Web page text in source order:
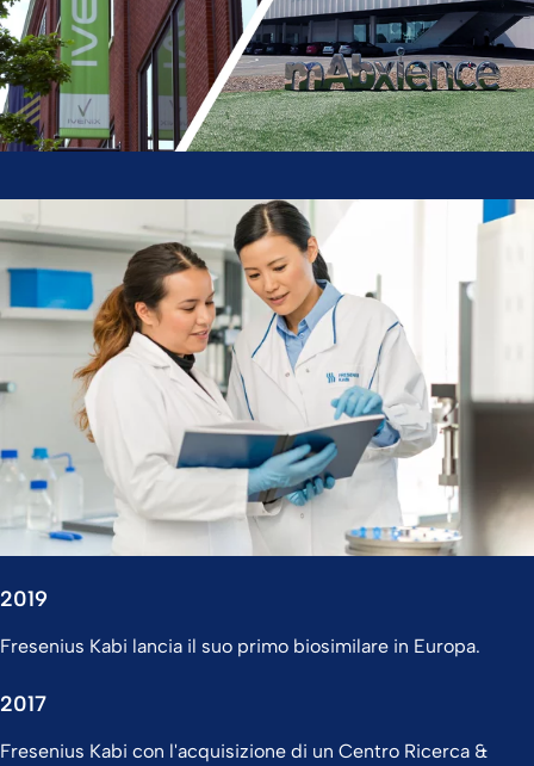
2019
Fresenius Kabi lancia il suo primo biosimilare in Europa.
2017
Fresenius Kabi con l'acquisizione di un Centro Ricerca &